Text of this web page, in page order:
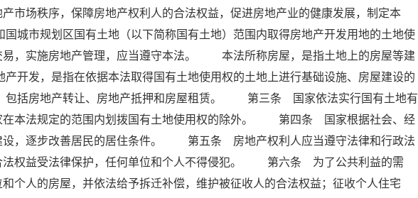
市场秩序，保障房地产权利人的合法权益，促进房地产业的健康发展，制定本
市规划区国有土地（以下简称国有土地）范围内取得房地产开发用地的土地使
易，实施房地产管理，应当遵守本法。 本法所称房屋，是指土地上的房屋等建
发，是指在依据本法取得国有土地使用权的土地上进行基础设施、房屋建设的
括房地产转让、房地产抵押和房屋租赁。 第三条 国家依法实行国有土地有
在本法规定的范围内划拨国有土地使用权的除外。 第四条 国家根据社会、经
设，逐步改善居民的居住条件。 第五条 房地产权利人应当遵守法律和行政法
法权益受法律保护，任何单位和个人不得侵犯。 第六条 为了公共利益的需
个人的房屋，并依法给予拆迁补偿，维护被征收人的合法权益；征收个人住宅